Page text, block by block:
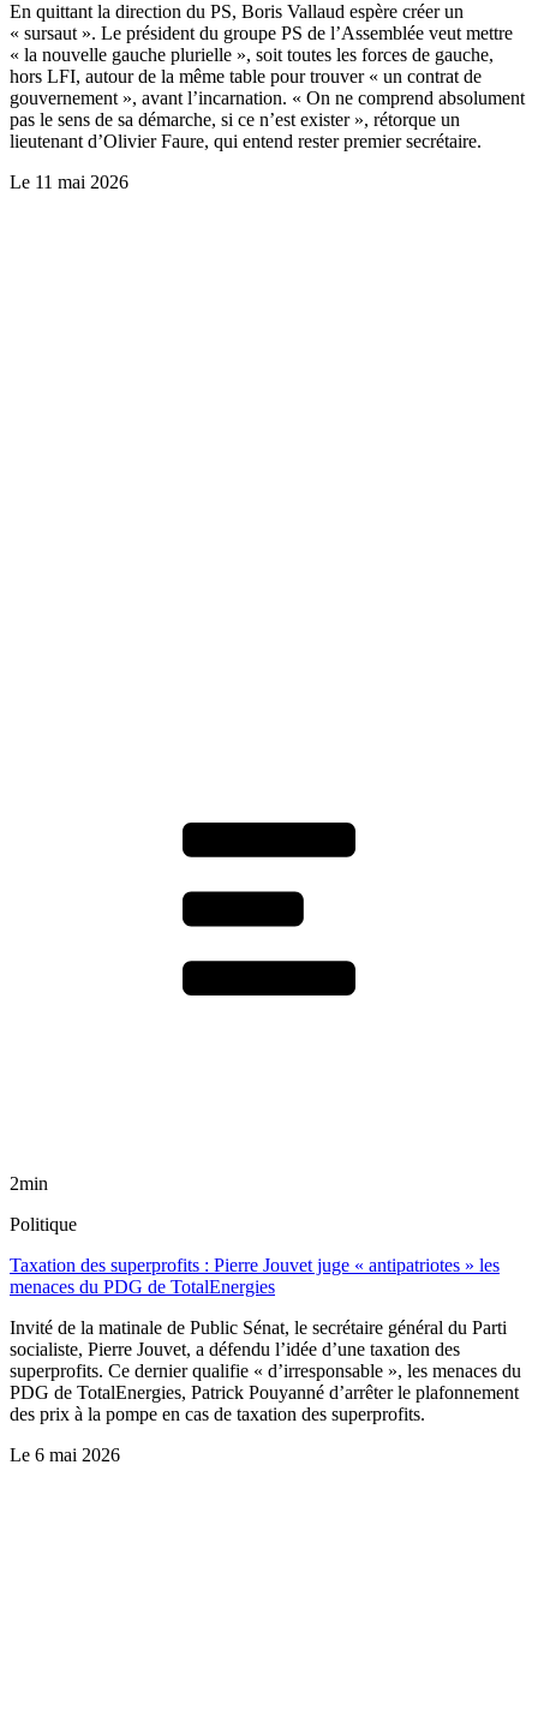
En quittant la direction du PS, Boris Vallaud espère créer un
« sursaut ». Le président du groupe PS de l’Assemblée veut mettre
« la nouvelle gauche plurielle », soit toutes les forces de gauche,
hors LFI, autour de la même table pour trouver « un contrat de
gouvernement », avant l’incarnation. « On ne comprend absolument
pas le sens de sa démarche, si ce n’est exister », rétorque un
lieutenant d’Olivier Faure, qui entend rester premier secrétaire.
Le 11 mai 2026
2min
Politique
Taxation des superprofits : Pierre Jouvet juge « antipatriotes » les
menaces du PDG de TotalEnergies
Invité de la matinale de Public Sénat, le secrétaire général du Parti
socialiste, Pierre Jouvet, a défendu l’idée d’une taxation des
superprofits. Ce dernier qualifie « d’irresponsable », les menaces du
PDG de TotalEnergies, Patrick Pouyanné d’arrêter le plafonnement
des prix à la pompe en cas de taxation des superprofits.
Le 6 mai 2026